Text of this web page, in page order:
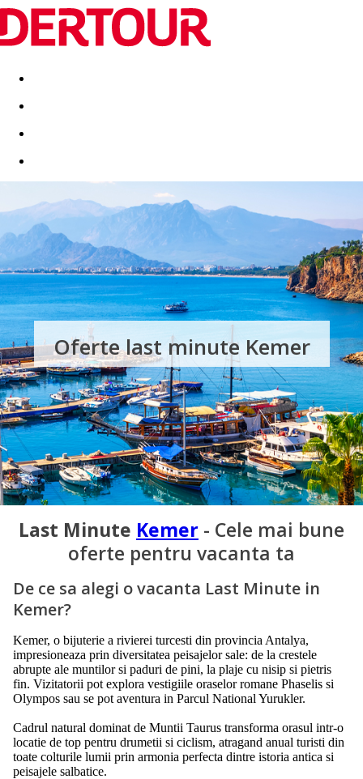
Destinatii Vacanta perfecta OFERTE DE NERATAT
Oferte last minute Kemer
Last Minute Kemer - Cele mai bune
oferte pentru vacanta ta
De ce sa alegi o vacanta Last Minute in
Kemer?
Kemer, o bijuterie a rivierei turcesti din provincia Antalya,
impresioneaza prin diversitatea peisajelor sale: de la crestele
abrupte ale muntilor si paduri de pini, la plaje cu nisip si pietris
fin. Vizitatorii pot explora vestigiile oraselor romane Phaselis si
Olympos sau se pot aventura in Parcul National Yurukler.
Cadrul natural dominat de Muntii Taurus transforma orasul intr-o
locatie de top pentru drumetii si ciclism, atragand anual turisti din
toate colturile lumii prin armonia perfecta dintre istoria antica si
peisajele salbatice.